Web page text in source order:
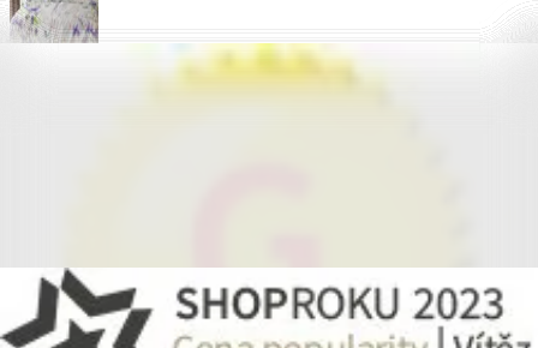
Krepové povlečení